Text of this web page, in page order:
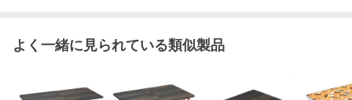
よく一緒に見られている類似製品